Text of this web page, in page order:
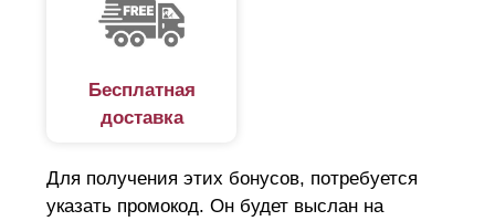
Бесплатная
доставка
Для получения этих бонусов, потребуется
указать промокод. Он будет выслан на